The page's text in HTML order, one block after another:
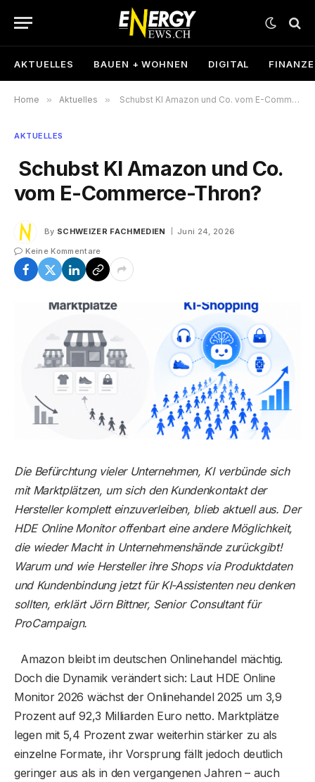
AKTUELLES BAUEN + WOHNEN DIGITAL
Home » Aktuelles » Schubst KI Amazon und Co. vom E-Commerce-Thron?
AKTUELLES
Schubst KI Amazon und Co.
vom E-Commerce-Thron?
By SCHWEIZER FACHMEDIEN
Juni 24, 2026
Keine Kommentare
Die Befürchtung vieler Unternehmen, KI verbünde sich
mit Marktplätzen, um sich den Kundenkontakt der
Hersteller komplett einzuverleiben, blieb aktuell aus. Der
HDE Online Monitor offenbart eine andere Möglichkeit,
die wieder Macht in Unternehmenshände zurückgibt!
Warum und wie Hersteller ihre Shops via Produktdaten
und Kundenbindung jetzt für KI-Assistenten neu denken
sollten, erklärt Jörn Bittner, Senior Consultant für
ProCampaign.
Amazon bleibt im deutschen Onlinehandel mächtig.
Doch die Dynamik verändert sich: Laut HDE Online
Monitor 2026 wächst der Onlinehandel 2025 um 3,9
Prozent auf 92,3 Milliarden Euro netto. Marktplätze
legen mit 5,4 Prozent zwar weiterhin stärker zu als
einzelne Formate, ihr Vorsprung fällt jedoch deutlich
geringer aus als in den vergangenen Jahren – auch